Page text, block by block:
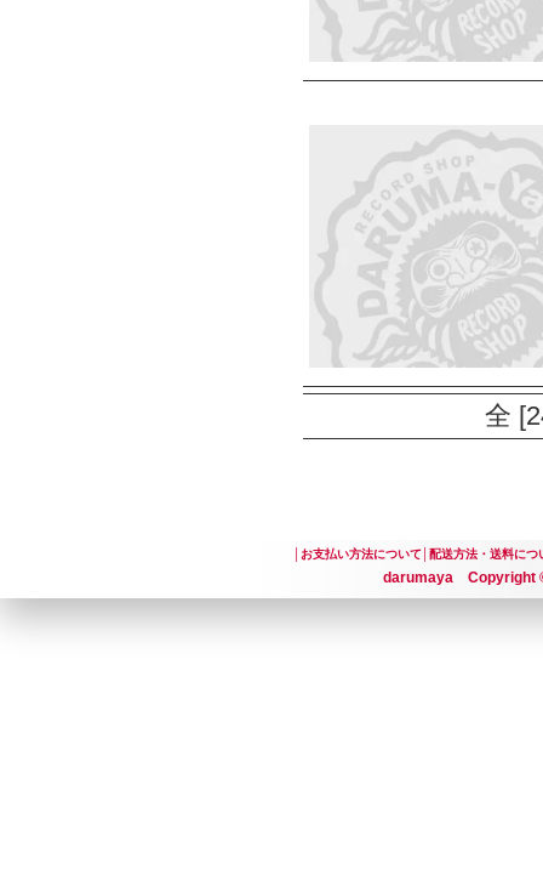
全
お支払い方法について│ 配送方法・送料につ
darumaya Copyright